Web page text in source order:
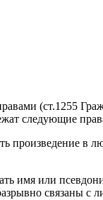
(ст.1255
следующие
произведение
имя или
связаны с